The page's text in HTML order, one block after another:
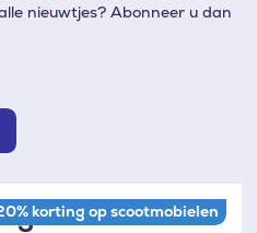
nieuwtjes? Abonneer u dan
groter met een
korting op scootmobielen